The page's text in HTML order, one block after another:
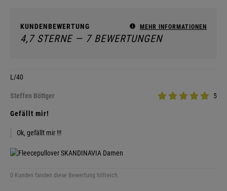
KUNDENBEWERTUNG MEHR INFORMATIONEN
4,7 STERNE — 7 BEWERTUNGEN
L/40
Steffen Böttger 5
Gefällt mir!
Ok, gefällt mir !!!
0 Kunden fanden diese Bewertung hilfreich.